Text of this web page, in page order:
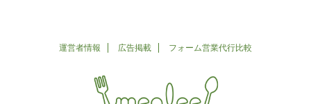
運営者情報 広告掲載 フォーム営業代行比較